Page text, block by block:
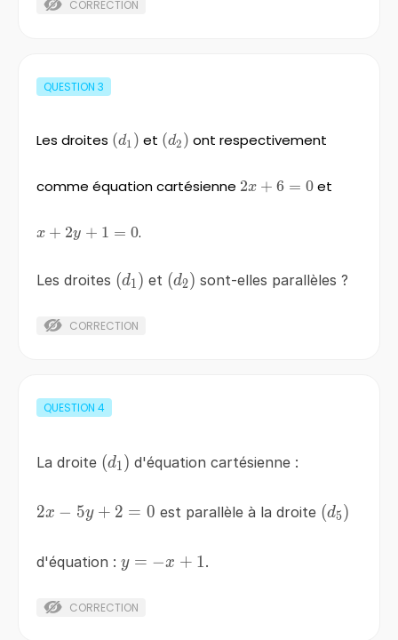
CORRECTION
QUESTION 3
Les droites \left(d_{1}
(d1 ) et \left(d_{2}
(d2 ) ont respectivement
comme équation cartésienne 2x+6=0
2x + 6 = 0et
x+2y+1=0
x + 2y + 1 = 0.
Les droites \left(d_{1}
(d1 ) et \left(d_{2}
(d2) sont-elles parallèles ?
CORRECTION
QUESTION 4
La droite \left(d_{1}
(d1 ) d'équation cartésienne :
2x-
2x − 5y + 2 = 0 est parallèle à la droite (d5 )
d'équation : y=-
y = −x + 1.
CORRECTION